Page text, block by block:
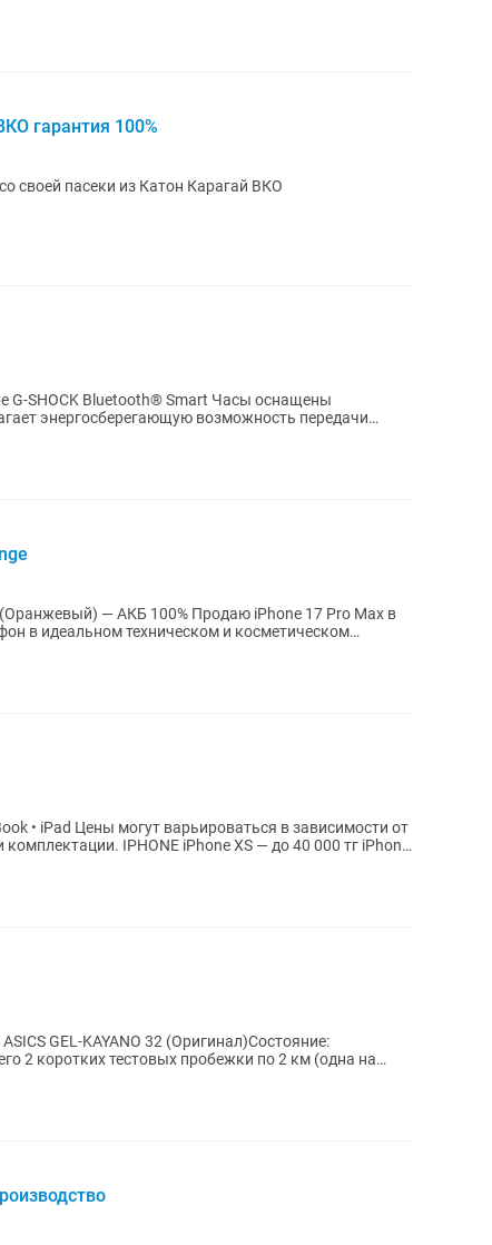
гарантия 100%
своей пасеки из Катон Карагай ВКО
G‑SHOCK Bluetooth® Smart Часы оснащены
энергосберегающую возможность передачи
— АКБ 100% Продаю iPhone 17 Pro Max в
в идеальном техническом и косметическом
XS — до 40 000 тг iPhone
GEL-KAYANO 32 (Оригинал)Состояние:
2 коротких тестовых пробежки по 2 км (одна на